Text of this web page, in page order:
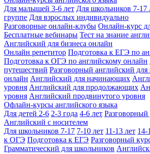
Для малышей 3-6 лет Для школьников 7-17
группе Для взрослых индивидуально
Разговорные онлайн-клубы Онлайн-курс
Бесплатные вебинары Тест на знание
Английский для бизнеса онлайн
Онлайн репетитор Подготовка к ЕГЭ по
Подготовка к ОГЭ по английскому онлайн
путешествий Разговорный английский
онлайн Английский для начинающих
уровня Английский для продолжающих
уровня Английский продвинутого уровня
Офлайн-курсы английского языка
Для детей 2-6 2-3 года 4-6 лет Разговорный
Английский с носителем
Для школьников 7-17 7-10 лет 11-13 лет 14-
к ОГЭ Подготовка к ЕГЭ Разговорный
Грамматический для школьников